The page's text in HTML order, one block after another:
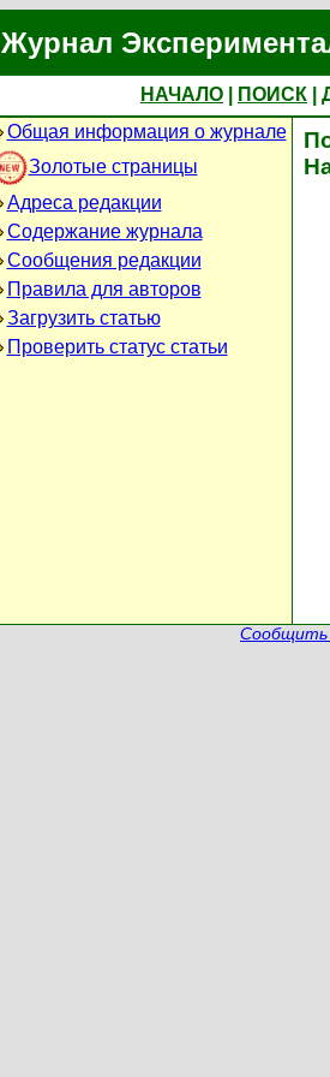
Журнал
НАЧАЛО ПОИСК
Общая информация о журнале
Золотые страницы
Адреса редакции
Содержание журнала
Сообщения редакции
Правила для авторов
Загрузить статью
Проверить статус статьи
Сообщить